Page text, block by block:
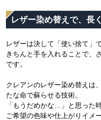
レザー染め替えで、長
レザーは決して「使い捨て」
きちんと手を入れることで、
です。
クレアンのレザー染め替えは
たな命で蘇らせる技術。
「もうだめかな…」と思った
ご希望の色味や仕上がりイメ